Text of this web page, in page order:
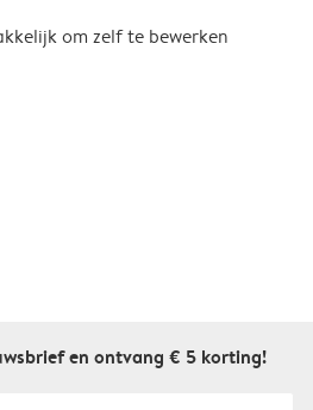
om zelf te bewerken
pagination
en ontvang € 5 korting!